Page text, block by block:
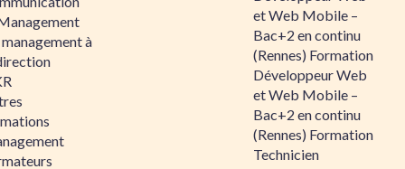
à
et Web Mobile –
Bac+2 en continu
(Rennes) Formation
Développeur Web
et Web Mobile –
Bac+2 en continu
(Rennes) Formation
Technicien